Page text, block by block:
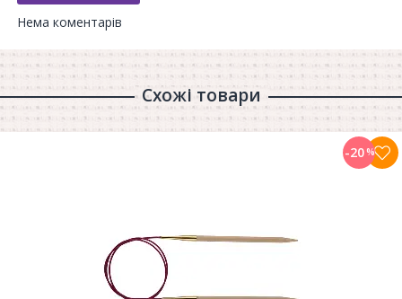
Нема коментарів
Схожі товари
-20%